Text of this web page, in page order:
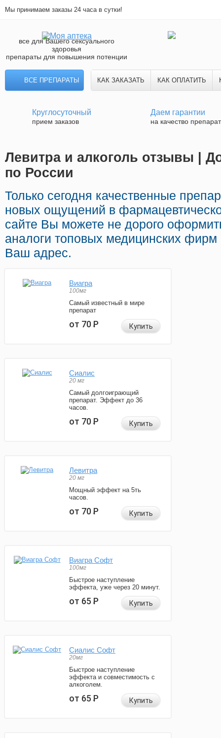
Мы принимаем заказы 24 часа в сутки!
все для Вашего сексуального
здоровья
препараты для повышения потенции
ВСЕ ПРЕПАРАТЫ КАК ЗАКАЗАТЬ КАК ОПЛАТИТЬ
Круглосуточный
прием заказов
Даем гарантии
на качество
Левитра и алкоголь отзывы |
по России
Только сегодня качественные
новых ощущений в
сайте Вы можете не дорого
аналоги топовых медицинских фирм
Ваш адрес.
Виагра
100мг
Самый известный в мире
препарат
от 70Р Купить
Сиалис
20 мг
Самый долгоиграющий
препарат. Эффект до 36
часов.
от 70Р Купить
Левитра
20 мг
Мощный эффект на 5ть
часов.
от 70Р Купить
Виагра Софт
100мг
Быстрое наступление
эффекта, уже через 20 минут.
от 65Р Купить
Сиалис Софт
20мг
Быстрое наступление
эффекта и совместимость с
алкоголем.
от 65Р Купить